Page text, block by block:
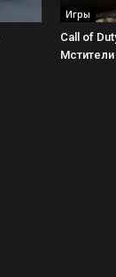
Игры
Call of